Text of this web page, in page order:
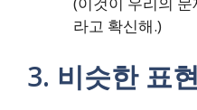
라고 확신해.)
3. 비슷한 표